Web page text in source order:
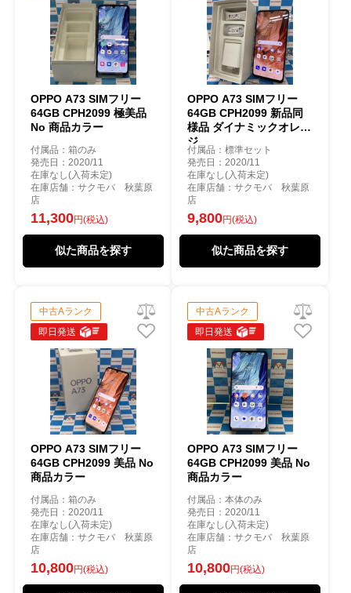
OPPO A73 SIMフリー
64GB CPH2099 極美品
No 商品カラー
付属品：箱のみ
発売日：2020/11
在庫なし(入荷未定)
在庫店舗：サクモバ 秋葉原
店
11,300円(税込)
似た商品を探す
OPPO A73 SIMフリー
64GB CPH2099 新品同
様品 ダイナミックオレン
ジ
付属品：標準セット
発売日：2020/11
在庫なし(入荷未定)
在庫店舗：サクモバ 秋葉原
店
9,800円(税込)
似た商品を探す
中古Aランク
即日発送
OPPO A73 SIMフリー
64GB CPH2099 美品 No
商品カラー
付属品：箱のみ
発売日：2020/11
在庫なし(入荷未定)
在庫店舗：サクモバ 秋葉原
店
10,800円(税込)
中古Aランク
即日発送
OPPO A73 SIMフリー
64GB CPH2099 美品 No
商品カラー
付属品：本体のみ
発売日：2020/11
在庫なし(入荷未定)
在庫店舗：サクモバ 秋葉原
店
10,800円(税込)